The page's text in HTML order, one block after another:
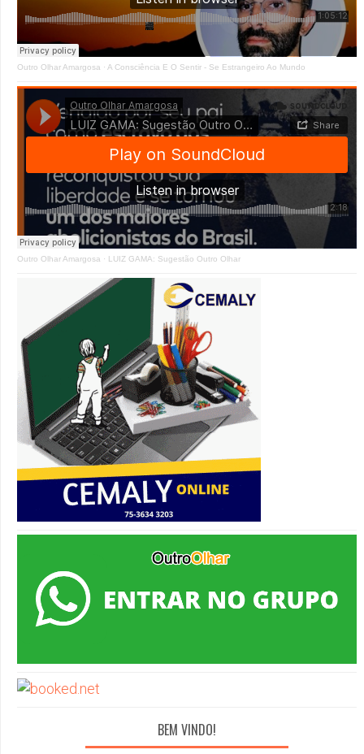
Outro Olhar Amargosa · A Consciência E O Sentir - Se Estrangeiro Ao Mundo
Outro Olhar Amargosa · LUIZ GAMA: Sugestão Outro Olhar
BEM VINDO!